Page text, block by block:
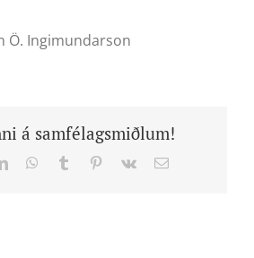
Ö. Ingimundarson
á samfélagsmiðlum!
LinkedInWhatsApp
Tumblr Pinterest
Vk Email